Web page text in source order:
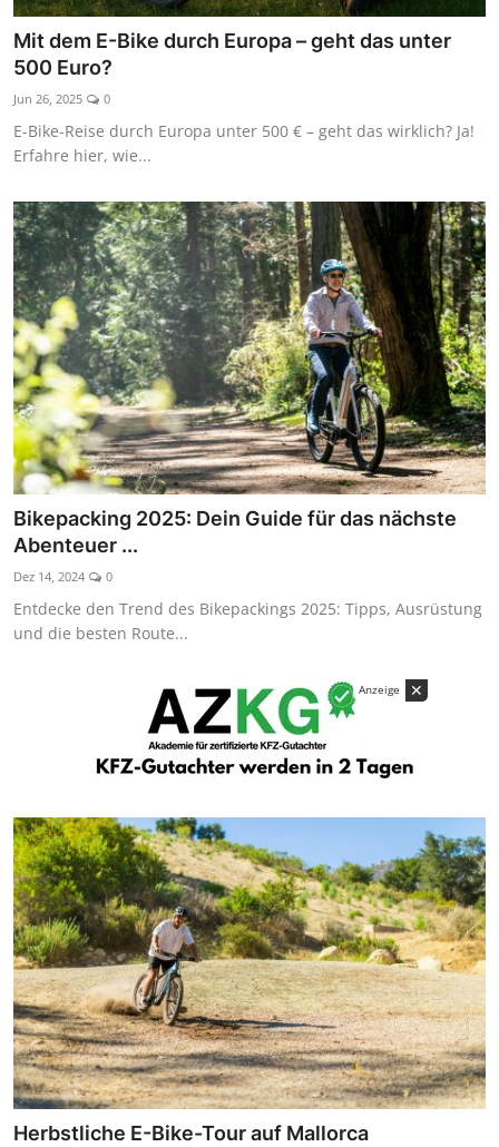
Kaufberatung
Mit dem E-Bike durch Europa – geht das unter
500 Euro?
Jun 26, 2025 0
E-Bike-Reise durch Europa unter 500 € – geht das wirklich? Ja!
Erfahre hier, wie...
Bikepacking 2025: Dein Guide für das nächste
Abenteuer ...
Dez 14, 2024 0
Entdecke den Trend des Bikepackings 2025: Tipps, Ausrüstung
und die besten Route...
Anzeige ✕
Herbstliche E-Bike-Tour auf Mallorca